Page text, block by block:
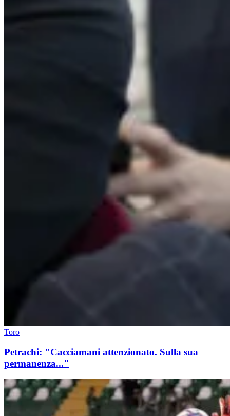
Toro
Petrachi: "Cacciamani attenzionato. Sulla sua
permanenza..."